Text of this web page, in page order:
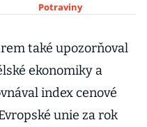
rekordní a
tenčí.
Jihoevropanů
prodražuje
pizza a paella
Potraviny
také upozorňoval
ekonomiky a
index cenové
unie za rok